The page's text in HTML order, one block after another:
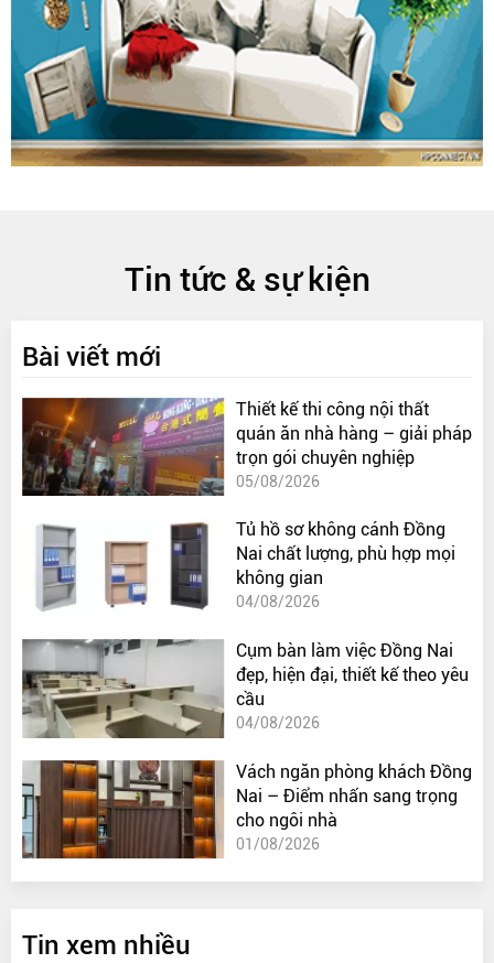
Tin tức & sự kiện
Bài viết mới
Thiết kế thi công nội thất
quán ăn nhà hàng – giải pháp
trọn gói chuyên nghiệp
05/08/2026
Tủ hồ sơ không cánh Đồng
Nai chất lượng, phù hợp mọi
không gian
04/08/2026
Cụm bàn làm việc Đồng Nai
đẹp, hiện đại, thiết kế theo yêu
cầu
04/08/2026
Vách ngăn phòng khách Đồng
Nai – Điểm nhấn sang trọng
cho ngôi nhà
01/08/2026
Tin xem nhiều